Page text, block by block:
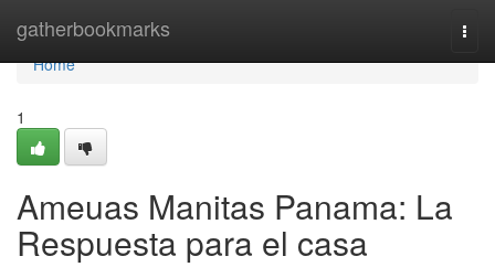
gatherbookmarks
Home
Home
1
Ameuas Manitas Panama: La
Respuesta para el casa